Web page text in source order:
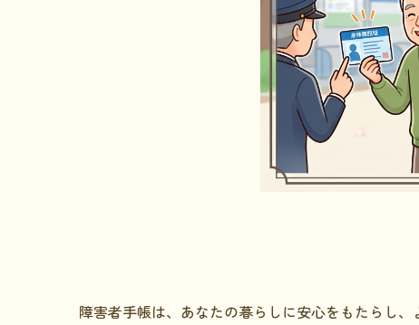
障害者手帳は、あなたの暮らしに安心をもたらし